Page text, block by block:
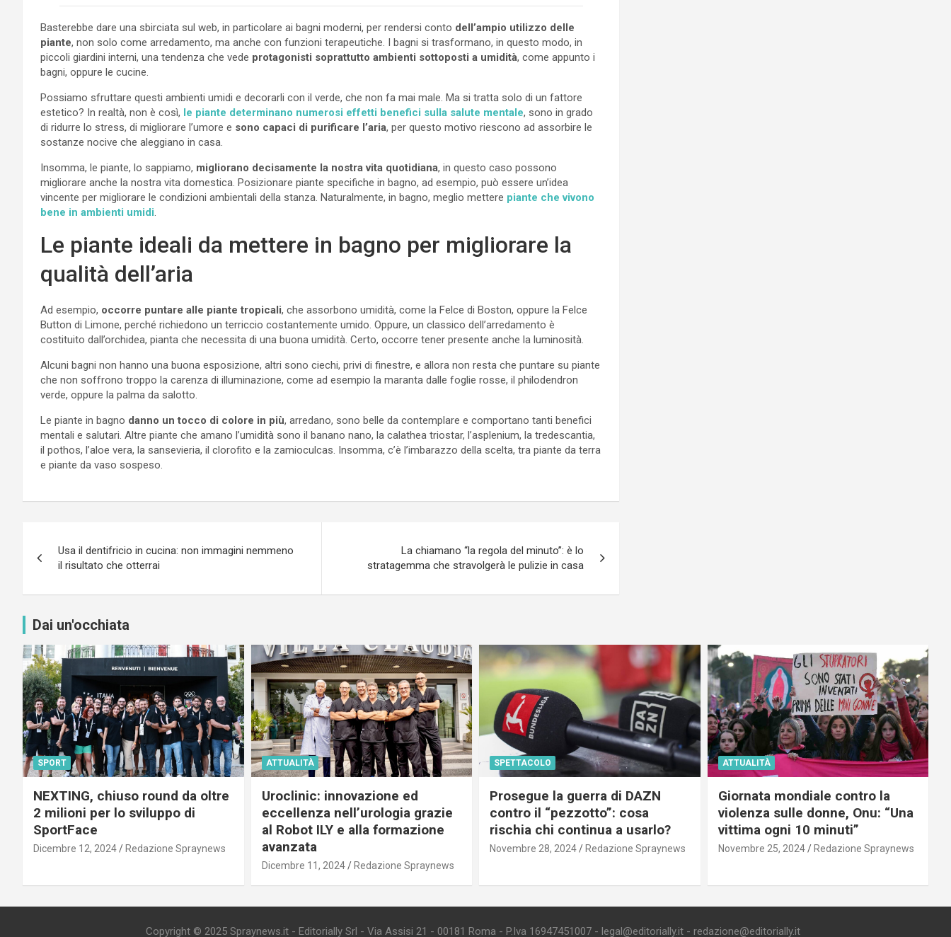
Basterebbe dare una sbirciata sul web, in particolare ai bagni moderni, per rendersi conto dell’ampio utilizzo delle
piante, non solo come arredamento, ma anche con funzioni terapeutiche. I bagni si trasformano, in questo modo, in
piccoli giardini interni, una tendenza che vede protagonisti soprattutto ambienti sottoposti a umidità, come appunto i
bagni, oppure le cucine.
Possiamo sfruttare questi ambienti umidi e decorarli con il verde, che non fa mai male. Ma si tratta solo di un fattore
estetico? In realtà, non è così, le piante determinano numerosi effetti benefici sulla salute mentale, sono in grado
di ridurre lo stress, di migliorare l’umore e sono capaci di purificare l’aria, per questo motivo riescono ad assorbire le
sostanze nocive che aleggiano in casa.
Insomma, le piante, lo sappiamo, migliorano decisamente la nostra vita quotidiana, in questo caso possono
migliorare anche la nostra vita domestica. Posizionare piante specifiche in bagno, ad esempio, può essere un’idea
vincente per migliorare le condizioni ambientali della stanza. Naturalmente, in bagno, meglio mettere piante che vivono
bene in ambienti umidi
Le piante ideali da mettere in bagno per migliorare la
qualità dell’aria
Ad esempio, occorre puntare alle piante tropicali, che assorbono umidità, come la Felce di Boston, oppure la Felce
Button di Limone, perché richiedono un terriccio costantemente umido. Oppure, un classico dell’arredamento è
costituito dall’orchidea, pianta che necessita di una buona umidità. Certo, occorre tener presente anche la luminosità.
Alcuni bagni non hanno una buona esposizione, altri sono ciechi, privi di finestre, e allora non resta che puntare su piante
che non soffrono troppo la carenza di illuminazione, come ad esempio la maranta dalle foglie rosse, il philodendron
verde, oppure la palma da salotto.
Le piante in bagno danno un tocco di colore in più, arredano, sono belle da contemplare e comportano tanti benefici
mentali e salutari. Altre piante che amano l’umidità sono il banano nano, la calathea triostar, l’asplenium, la tredescantia,
il pothos, l’aloe vera, la sansevieria, il clorofito e la zamioculcas. Insomma, c’è l’imbarazzo della scelta, tra piante da terra
e piante da vaso sospeso.
articoli
Usa il dentifricio in cucina: non immagini nemmeno
il risultato che otterrai
La chiamano “la regola del minuto”: è lo
stratagemma che stravolgerà le pulizie in casa
Dai un'occhiata
SPORT
NEXTING, chiuso round da oltre
2 milioni per lo sviluppo di
SportFace
Dicembre 12, 2024 Redazione Spraynews
ATTUALITÀ
Uroclinic: innovazione ed
eccellenza nell’urologia grazie
al Robot ILY e alla formazione
avanzata
Dicembre 11, 2024 Redazione Spraynews
SPETTACOLO
Prosegue la guerra di DAZN
contro il “pezzotto”: cosa
rischia chi continua a usarlo?
Novembre 28, 2024 Redazione Spraynews
ATTUALITÀ
Giornata mondiale contro la
violenza sulle donne, Onu: “Una
vittima ogni 10 minuti”
Novembre 25, 2024 Redazione Spraynews
Copyright © 2025 Spraynews.it - Editorially Srl - Via Assisi 21 - 00181 Roma - P.Iva 16947451007 - legal@editorially.it - redazione@editorially.it